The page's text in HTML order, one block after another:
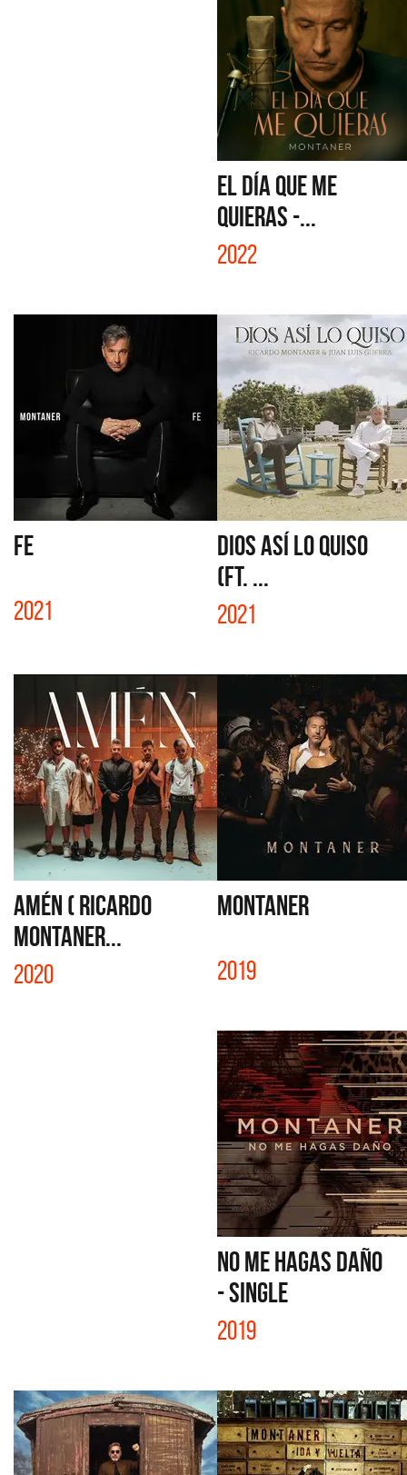
EL DÍA QUE ME
QUIERAS -...
2022
FE
2021
DIOS ASÍ LO QUISO
(FT. ...
2021
AMÉN ( RICARDO
MONTANER...
2020
MONTANER
2019
NO ME HAGAS DAÑO
- SINGLE
2019